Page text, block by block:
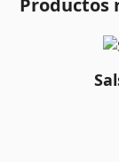
bags
Productos